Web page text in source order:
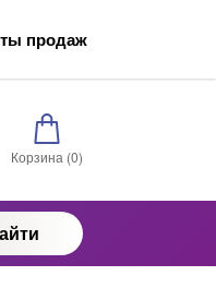
продаж
Корзина (0)